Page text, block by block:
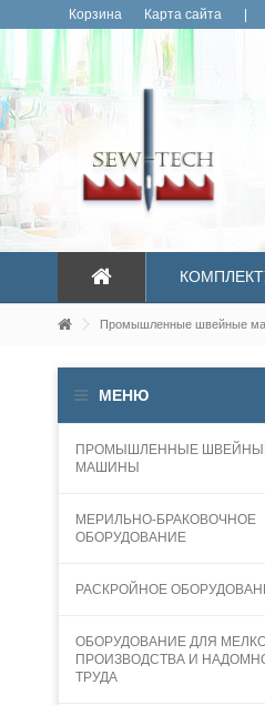
Корзина Карта сайта
Промышленные швейные
МЕНЮ
ПРОМЫШЛЕННЫЕ
МАШИНЫ
МЕРИЛЬНО-БРАКОВОЧНОЕ
ОБОРУДОВАНИЕ
РАСКРОЙНОЕ
ОБОРУДОВАНИЕ ДЛЯ
ПРОИЗВОДСТВА И
ТРУДА